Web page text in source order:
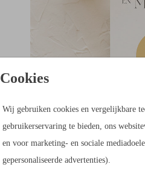
Cookies
Wij gebruiken cookies en vergelijkbare
gebruikerservaring te bieden, ons
en voor marketing- en sociale
gepersonaliseerde advertenties).
MET